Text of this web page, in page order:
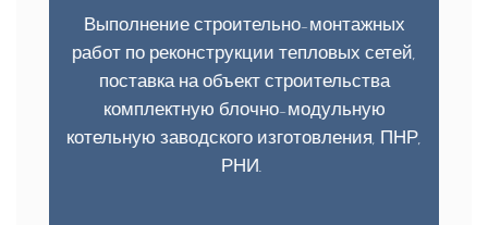
Выполнение строительно-монтажных
работ по реконструкции тепловых сетей,
поставка на объект строительства
комплектную блочно-модульную
котельную заводского изготовления, ПНР,
РНИ.